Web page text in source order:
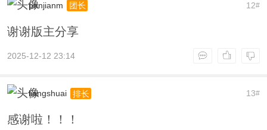
12#
panjianm 团长
谢谢版主分享
2025-12-12 23:14
13#
liangshuai 排长
感谢啦！！！